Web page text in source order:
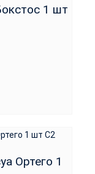
1 шт
Ортего 1